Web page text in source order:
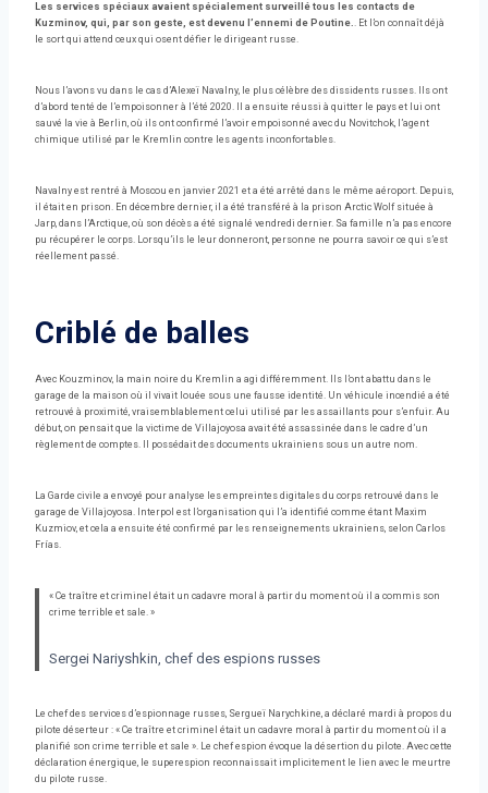
Les services spéciaux avaient spécialement surveillé tous les contacts de
Kuzminov, qui, par son geste, est devenu l’ennemi de Poutine.. Et l’on connaît déjà
le sort qui attend ceux qui osent défier le dirigeant russe.
Nous l’avons vu dans le cas d’Alexeï Navalny, le plus célèbre des dissidents russes. Ils ont
d’abord tenté de l’empoisonner à l’été 2020. Il a ensuite réussi à quitter le pays et lui ont
sauvé la vie à Berlin, où ils ont confirmé l’avoir empoisonné avec du Novitchok, l’agent
chimique utilisé par le Kremlin contre les agents inconfortables.
Navalny est rentré à Moscou en janvier 2021 et a été arrêté dans le même aéroport. Depuis,
il était en prison. En décembre dernier, il a été transféré à la prison Arctic Wolf située à
Jarp, dans l’Arctique, où son décès a été signalé vendredi dernier. Sa famille n’a pas encore
pu récupérer le corps. Lorsqu’ils le leur donneront, personne ne pourra savoir ce qui s’est
réellement passé.
Criblé de balles
Avec Kouzminov, la main noire du Kremlin a agi différemment. Ils l’ont abattu dans le
garage de la maison où il vivait louée sous une fausse identité. Un véhicule incendié a été
retrouvé à proximité, vraisemblablement celui utilisé par les assaillants pour s’enfuir. Au
début, on pensait que la victime de Villajoyosa avait été assassinée dans le cadre d’un
règlement de comptes. Il possédait des documents ukrainiens sous un autre nom.
La Garde civile a envoyé pour analyse les empreintes digitales du corps retrouvé dans le
garage de Villajoyosa. Interpol est l’organisation qui l’a identifié comme étant Maxim
Kuzmiov, et cela a ensuite été confirmé par les renseignements ukrainiens, selon Carlos
Frías.
« Ce traître et criminel était un cadavre moral à partir du moment où il a commis son
crime terrible et sale. »
Sergei Nariyshkin, chef des espions russes
Le chef des services d’espionnage russes, Sergueï Narychkine, a déclaré mardi à propos du
pilote déserteur : « Ce traître et criminel était un cadavre moral à partir du moment où il a
planifié son crime terrible et sale ». Le chef espion évoque la désertion du pilote. Avec cette
déclaration énergique, le superespion reconnaissait implicitement le lien avec le meurtre
du pilote russe.